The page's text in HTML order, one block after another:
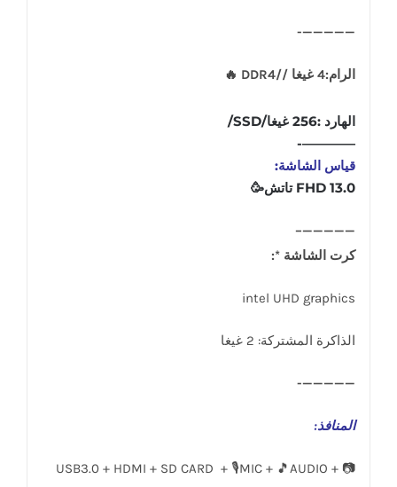
—————-
الرام:4 غيغا //DDR4 🔥
الهارد :256 غيغا/SSD/
————-
قياس الشاشة:
13.0 FHD تاتش🥳
—————–
كرت الشاشة *:
intel UHD graphics
الذاكرة المشتركة: 2 غيغا
—————-
المنافذ:
USB3.0 + HDMI + SD CARD + 🎙️MIC + 🎵AUDIO + 📷